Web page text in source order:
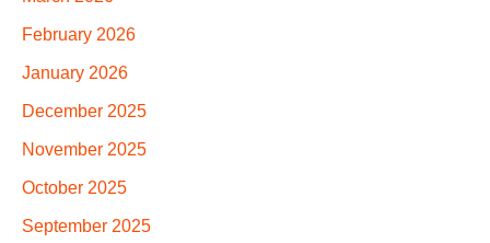
February 2026
January 2026
December 2025
November 2025
October 2025
September 2025